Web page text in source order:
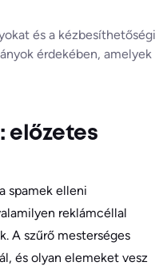
és a kézbesíthetőségi
érdekében, amelyek
előzetes
spamek elleni
reklámcéllal
A szűrő mesterséges
és olyan elemeket vesz